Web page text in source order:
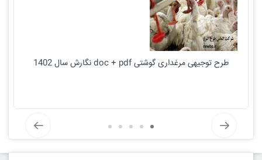
طرح توجیهی مرغداری گوشتی doc + pdf نگارش سال 1402